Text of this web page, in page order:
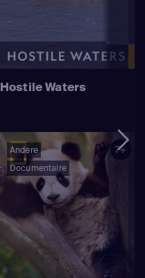
Hostile Waters
Andere
Documentaire
7+